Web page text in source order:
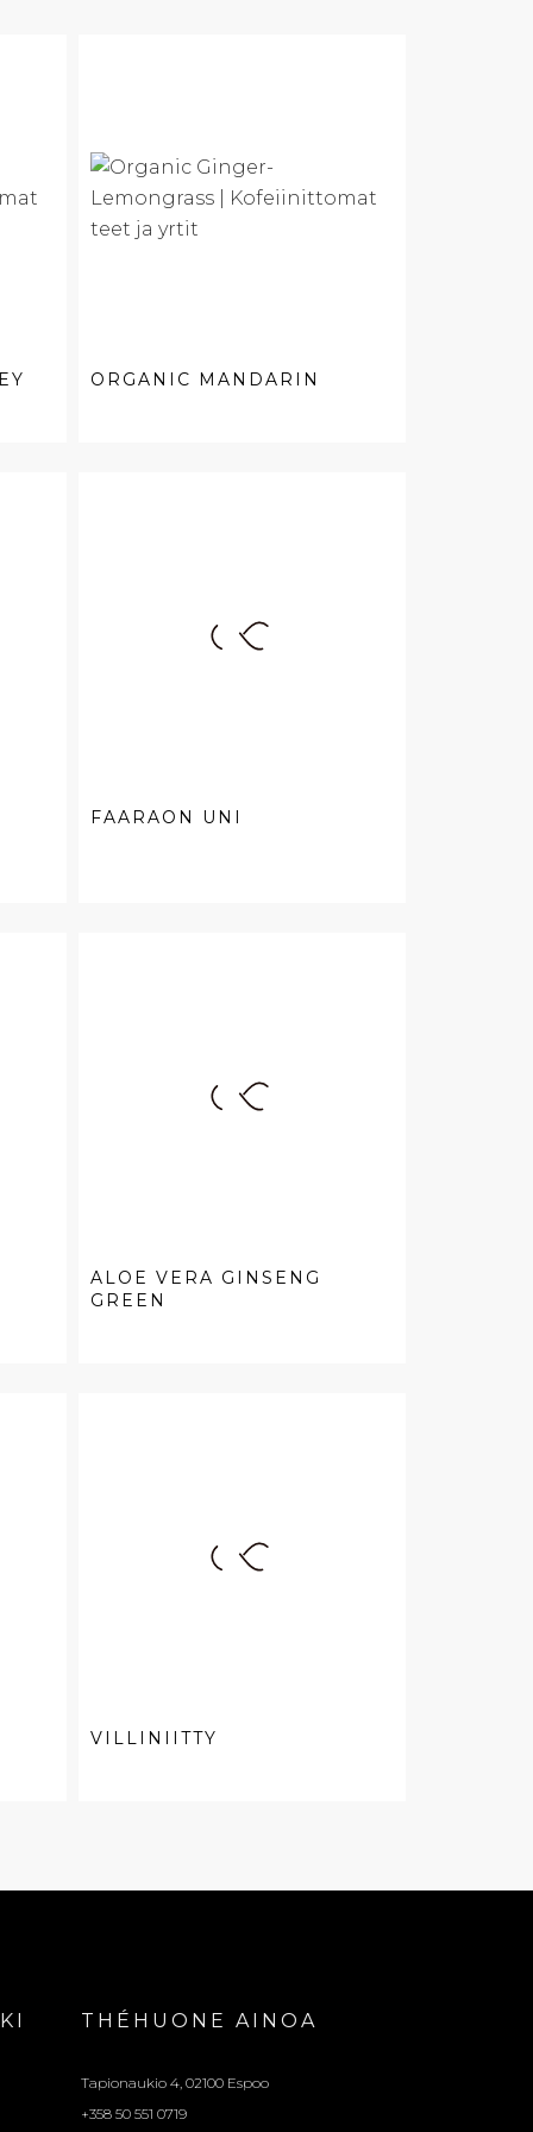
ORGANIC MANDARIN
FAARAON UNI
ALOE VERA GINSENG
GREEN
VILLINIITTY
THÉHUONE AINOA
Tapionaukio 4, 02100 Espoo
+358 50 551 0719